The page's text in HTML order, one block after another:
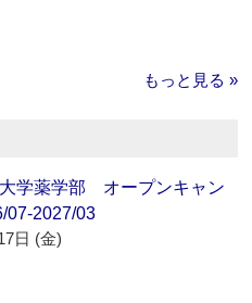
もっと見る »
学薬学部 オープンキャン
2027/03
日 (金)